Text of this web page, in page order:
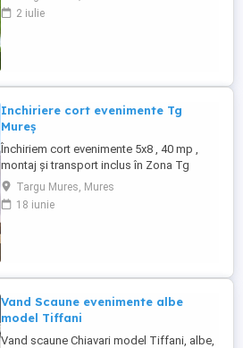
2 iulie
Inchiriere cort evenimente Tg
Mureș
Închiriem cort evenimente 5x8 , 40 mp ,
montaj și transport inclus în Zona Tg
Mureș, oferim la cerere scaune, mese ,
mese de cocktail. Tel
Targu Mures, Mures
18 iunie
Vand Scaune evenimente albe
model Tiffani
Vand scaune Chiavari model Tiffani, albe,